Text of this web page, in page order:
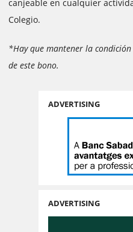
canjeable en cualquier
Colegio.
*Hay que mantener la
de este bono.
ADVERTISING
ADVERTISING